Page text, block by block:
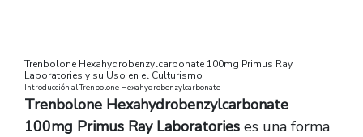
Trenbolone Hexahydrobenzylcarbonate 100mg Primus Ray
Laboratories y su Uso en el Culturismo
Introducción al Trenbolone Hexahydrobenzylcarbonate
Trenbolone Hexahydrobenzylcarbonate
100mg Primus Ray Laboratories es una forma